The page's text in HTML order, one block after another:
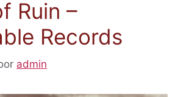
Ruin –
Records
admin